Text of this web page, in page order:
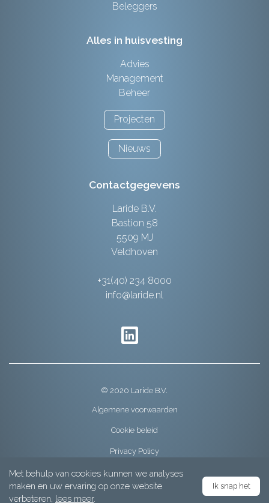
Menu
Beleggers
Alles in huisvesting
Advies
Management
Beheer
Projecten
Nieuws
Contactgegevens
Laride B.V.
Bastion 58
5509 MJ
Veldhoven
+31(40) 234 8000
info@laride.nl
© 2020 Laride B.V.
Algemene voorwaarden
Cookie beleid
Privacy Policy
Met behulp van cookies kunnen we analyses
maken en uw ervaring op onze website
verbeteren, lees meer.
Ik snap het